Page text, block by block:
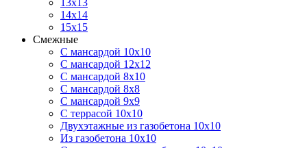
13х13
14х14
15х15
Смежные
С мансардой 10х10
С мансардой 12х12
С мансардой 8х10
С мансардой 8х8
С мансардой 9х9
С террасой 10х10
Двухэтажные из газобетона 10х10
Из газобетона 10х10